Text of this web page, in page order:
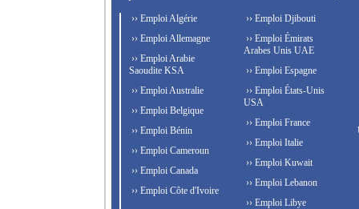
›› Emploi Algérie
›› Emploi Allemagne
›› Emploi Arabie
Saoudite KSA
›› Emploi Australie
›› Emploi Belgique
›› Emploi Bénin
›› Emploi Cameroun
›› Emploi Canada
›› Emploi Côte d'Ivoire
›› Emploi Djibouti
›› Emploi Émirats
Arabes Unis UAE
›› Emploi Espagne
›› Emploi États-Unis
USA
›› Emploi France
›› Emploi Italie
›› Emploi Kuwait
›› Emploi Lebanon
›› Emploi Libye